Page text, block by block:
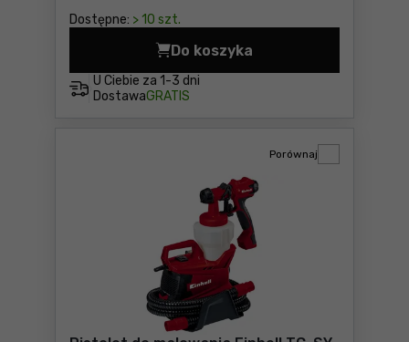
Dostępne: > 10 szt.
U Ciebie za 1-3 dni
DostawaGRATIS
Do koszyka
Agregat malarski
Porównaj